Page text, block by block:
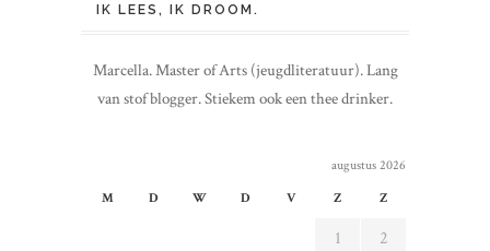
IK LEES, IK DROOM.
Marcella. Master of Arts (jeugdliteratuur). Lang
van stof blogger. Stiekem ook een thee drinker.
augustus 2026
M
D W D V Z Z
1
2